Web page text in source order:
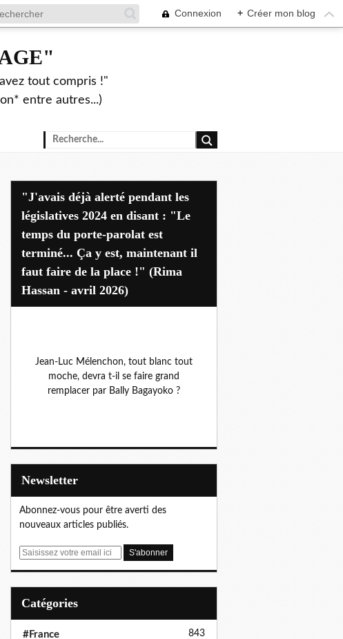
Connexion + Créer mon blog
tout compris !"
entre autres...)
"J'avais déjà alerté pendant les
législatives 2024 en disant : "Le
temps du porte-parolat est
terminé... Ça y est, maintenant il
faut faire de la place !" (Rima
Hassan - avril 2026)
Jean-Luc Mélenchon, tout blanc tout
moche, devra t-il se faire grand
remplacer par Bally Bagayoko ?
Newsletter
Abonnez-vous pour être averti des
nouveaux articles publiés.
E
Catégories
#France 843